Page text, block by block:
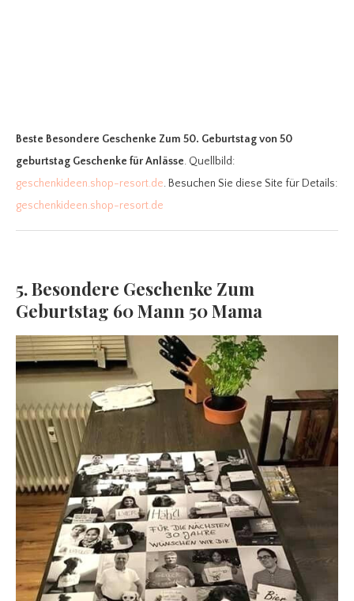
Beste Besondere Geschenke Zum 50. Geburtstagvon 50
geburtstag Geschenke für Anlässe. Quellbild:
geschenkideen.shop-resort.de. Besuchen Sie diese Site für Details:
geschenkideen.shop-resort.de
5. Besondere Geschenke Zum
Geburtstag 60 Mann 50 Mama